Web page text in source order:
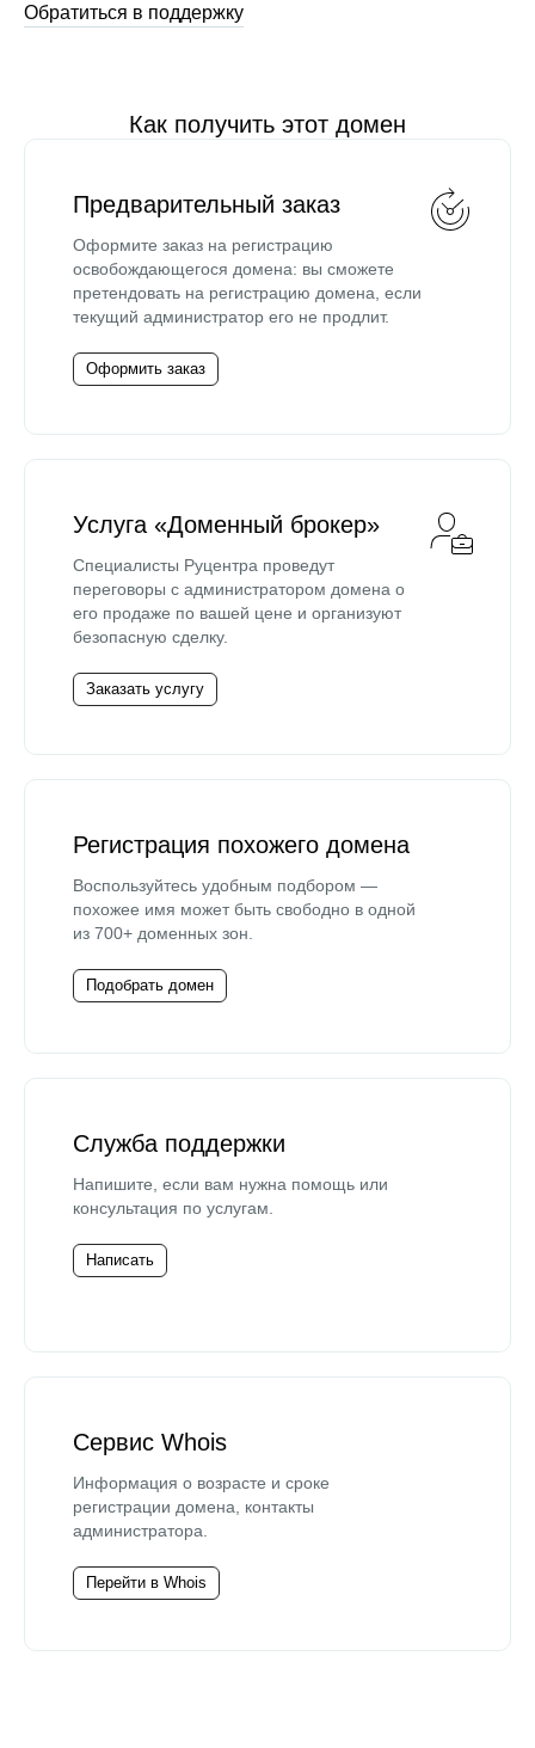
Обратиться в поддержку
Как получить этот домен
Предварительный заказ
Оформите заказ на регистрацию
освобождающегося домена: вы сможете
претендовать на регистрацию домена, если
текущий администратор его не продлит.
Оформить заказ
Услуга «Доменный брокер»
Специалисты Руцентра проведут
переговоры с администратором домена о
его продаже по вашей цене и организуют
безопасную сделку.
Заказать услугу
Регистрация похожего домена
Воспользуйтесь удобным подбором —
похожее имя может быть свободно в одной
из 700+ доменных зон.
Подобрать домен
Служба поддержки
Напишите, если вам нужна помощь или
консультация по услугам.
Написать
Сервис Whois
Информация о возрасте и сроке
регистрации домена, контакты
администратора.
Перейти в Whois